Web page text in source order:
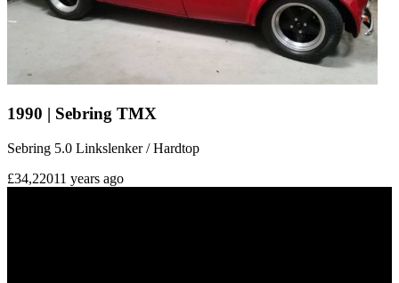
1990 | Sebring TMX
Sebring 5.0 Linkslenker / Hardtop
£34,22011 years ago